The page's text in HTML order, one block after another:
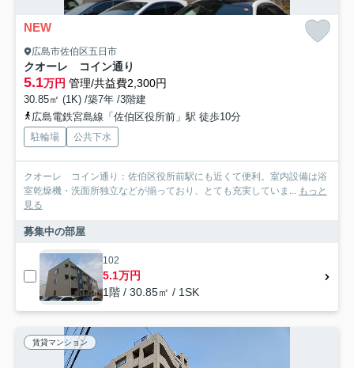
NEW
広島市佐伯区五日市
クオーレ コイン通り
5.1万円 管理/共益費2,300円
30.85㎡ (1K) /築7年 /3階建
広島電鉄宮島線「佐伯区役所前」駅 徒歩10分
駐輪場 公共下水
クオーレ コイン通り：佐伯区役所前駅にも近くて便利。室内設備は浴
室乾燥機・洗面所独立などが揃っており、とても充実していま... もっと
見る
募集中の部屋
102
5.1万円
1階 / 30.85㎡ / 1SK
賃貸マンション